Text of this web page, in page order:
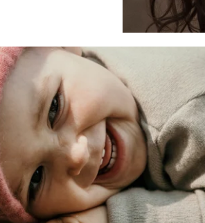
Neu hier?
Newsletter an und erhalte einen 10%
auf deine erste Bestellung